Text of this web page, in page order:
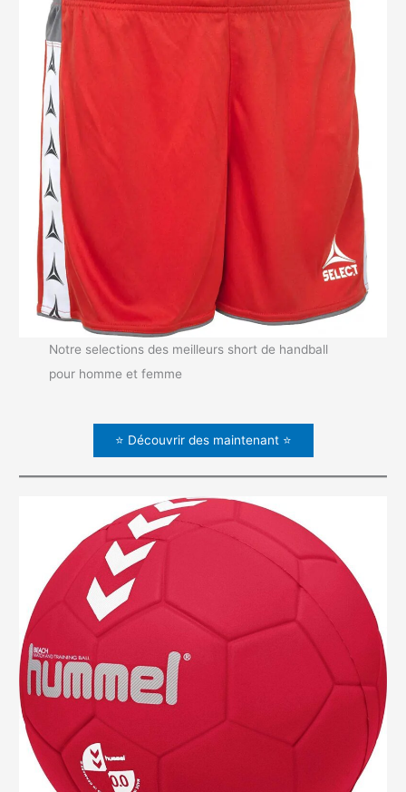
Notre selections des meilleurs short de handball
pour homme et femme
⭐ Découvrir des maintenant ⭐